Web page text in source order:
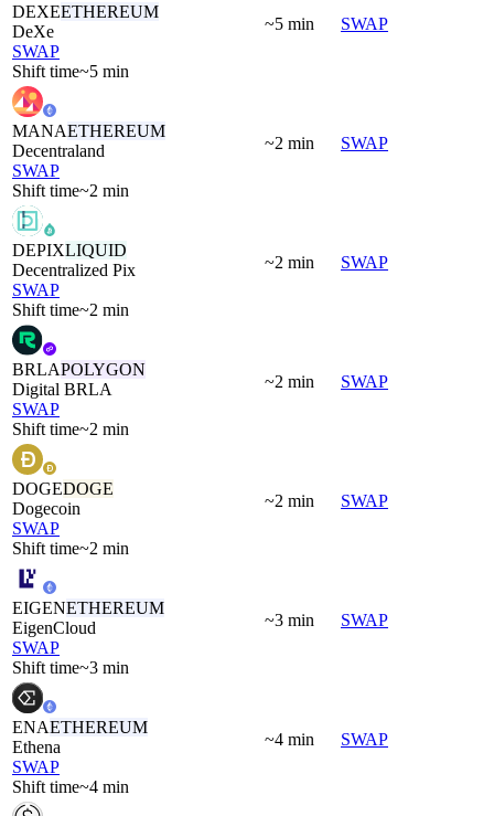
DEXEETHEREUM
DeXe
SWAP
Shift time~5 min
~5 min SWAP
MANAETHEREUM
Decentraland
SWAP
Shift time~2 min
~2 min SWAP
DEPIXLIQUID
Decentralized Pix
SWAP
Shift time~2 min
~2 min SWAP
BRLAPOLYGON
Digital BRLA
SWAP
Shift time~2 min
~2 min SWAP
DOGEDOGE
Dogecoin
SWAP
Shift time~2 min
~2 min SWAP
EIGENETHEREUM
EigenCloud
SWAP
Shift time~3 min
~3 min SWAP
ENAETHEREUM
Ethena
SWAP
Shift time~4 min
~4 min SWAP